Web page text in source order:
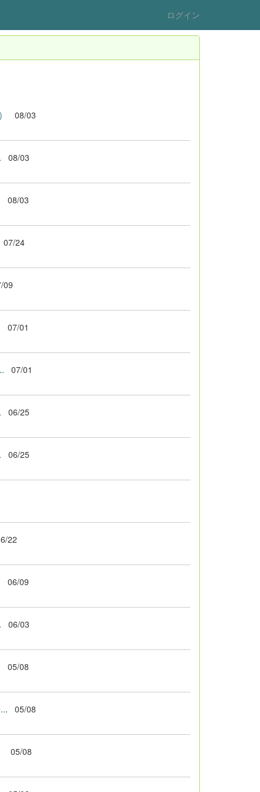
ログイン
08/03
08/03
08/03
07/24
09
07/01
07/01
06/25
06/25
22
06/09
06/03
05/08
05/08
05/08